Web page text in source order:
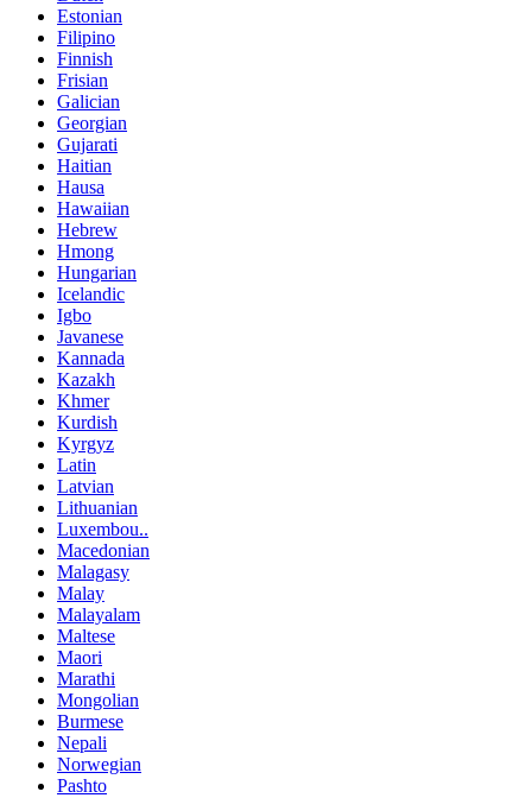
Estonian
Filipino
Finnish
Frisian
Galician
Georgian
Gujarati
Haitian
Hausa
Hawaiian
Hebrew
Hmong
Hungarian
Icelandic
Igbo
Javanese
Kannada
Kazakh
Khmer
Kurdish
Kyrgyz
Latin
Latvian
Lithuanian
Luxembou..
Macedonian
Malagasy
Malay
Malayalam
Maltese
Maori
Marathi
Mongolian
Burmese
Nepali
Norwegian
Pashto